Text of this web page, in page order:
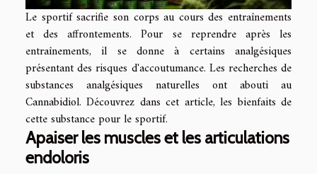
Le sportif sacrifie son corps au cours des entraînements
et des affrontements. Pour se reprendre après les
entraînements, il se donne à certains analgésiques
présentant des risques d'accoutumance. Les recherches de
substances analgésiques naturelles ont abouti au
Cannabidiol. Découvrez dans cet article, les bienfaits de
cette substance pour le sportif.
Apaiser les muscles et les articulations
endoloris